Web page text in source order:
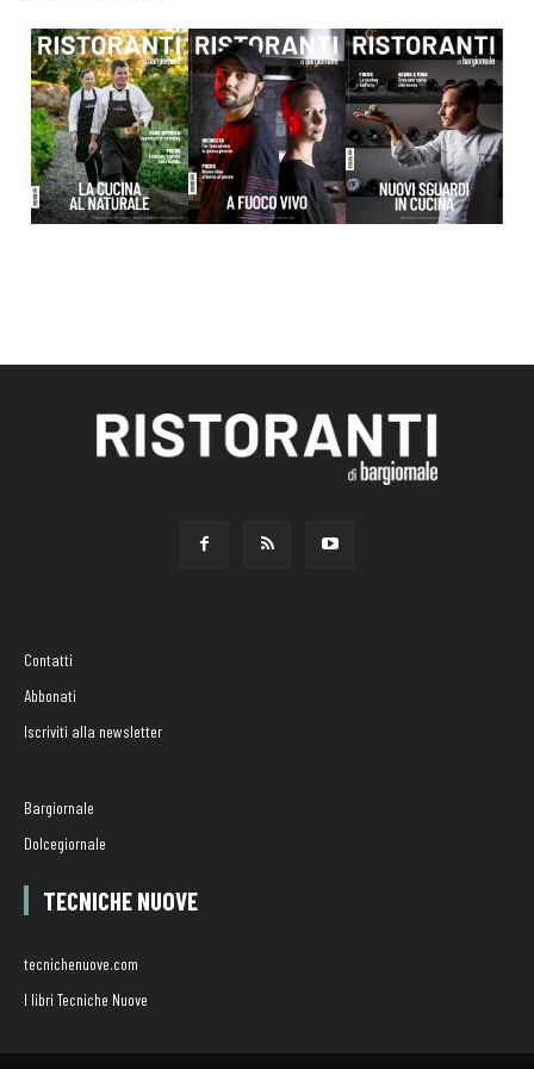
Contatti
Abbonati
Iscriviti alla newsletter
Bargiornale
Dolcegiornale
TECNICHE NUOVE
tecnichenuove.com
I libri Tecniche Nuove